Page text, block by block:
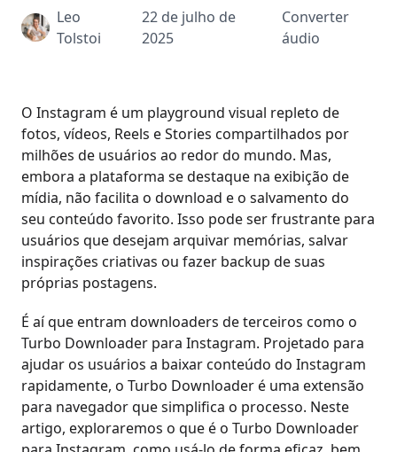
Leo
Tolstoi
22 de julho de
2025
Converter
áudio
O Instagram é um playground visual repleto de
fotos, vídeos, Reels e Stories compartilhados por
milhões de usuários ao redor do mundo. Mas,
embora a plataforma se destaque na exibição de
mídia, não facilita o download e o salvamento do
seu conteúdo favorito. Isso pode ser frustrante para
usuários que desejam arquivar memórias, salvar
inspirações criativas ou fazer backup de suas
próprias postagens.
É aí que entram downloaders de terceiros como o
Turbo Downloader para Instagram. Projetado para
ajudar os usuários a baixar conteúdo do Instagram
rapidamente, o Turbo Downloader é uma extensão
para navegador que simplifica o processo. Neste
artigo, exploraremos o que é o Turbo Downloader